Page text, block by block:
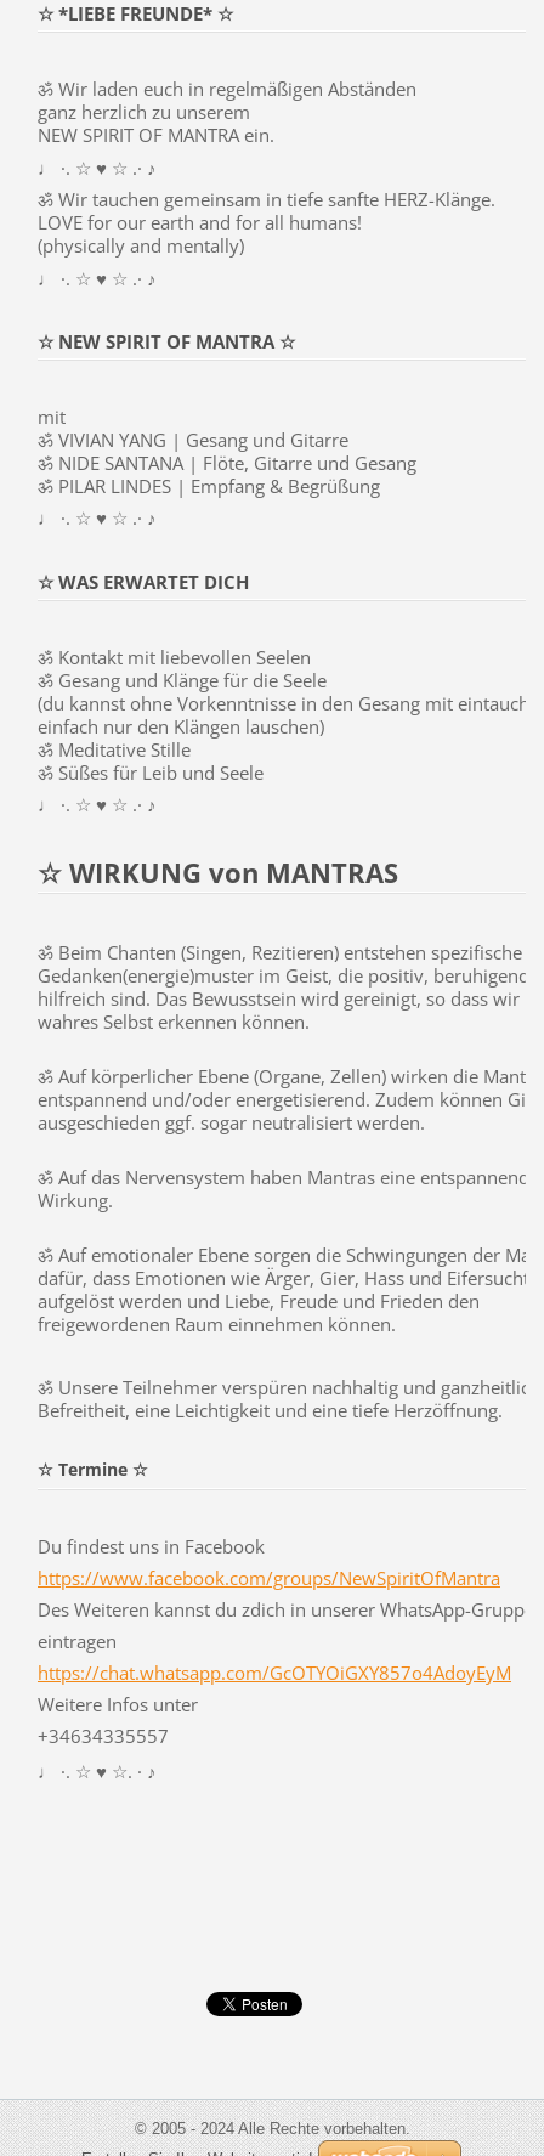
☆ *LIEBE FREUNDE* ☆
ॐ Wir laden euch in regelmäßigen Abständen
ganz herzlich zu unserem
NEW SPIRIT OF MANTRA ein.
♩ ·. ☆ ♥ ☆ .· ♪
ॐ Wir tauchen gemeinsam in tiefe sanfte HERZ-Klänge.
LOVE for our earth and for all humans!
(physically and mentally)
♩ ·. ☆ ♥ ☆ .· ♪
☆ NEW SPIRIT OF MANTRA ☆
mit
ॐ VIVIAN YANG | Gesang und Gitarre
ॐ NIDE SANTANA | Flöte, Gitarre und Gesang
ॐ PILAR LINDES | Empfang & Begrüßung
♩ ·. ☆ ♥ ☆ .· ♪
☆ WAS ERWARTET DICH
ॐ Kontakt mit liebevollen Seelen
ॐ Gesang und Klänge für die Seele
(du kannst ohne Vorkenntnisse in den Gesang mit
einfach nur den Klängen lauschen)
ॐ Meditative Stille
ॐ Süßes für Leib und Seele
♩ ·. ☆ ♥ ☆ .· ♪
☆ WIRKUNG von MANTRAS
ॐ Beim Chanten (Singen, Rezitieren) entstehen spezifische
Gedanken(energie)muster im Geist, die positiv, beruhigend
hilfreich sind. Das Bewusstsein wird gereinigt, so dass wir
wahres Selbst erkennen können.
ॐ Auf körperlicher Ebene (Organe, Zellen) wirken die
entspannend und/oder energetisierend. Zudem können
ausgeschieden ggf. sogar neutralisiert werden.
ॐ Auf das Nervensystem haben Mantras eine entspannende
Wirkung.
ॐ Auf emotionaler Ebene sorgen die Schwingungen der
dafür, dass Emotionen wie Ärger, Gier, Hass und Eifersucht
aufgelöst werden und Liebe, Freude und Frieden den
freigewordenen Raum einnehmen können.
ॐ Unsere Teilnehmer verspüren nachhaltig und ganzheitlich
Befreitheit, eine Leichtigkeit und eine tiefe Herzöffnung.
☆ Termine ☆
Du findest uns in Facebook
https://www.facebook.com/groups/NewSpiritOfMantra
Des Weiteren kannst du zdich in unserer WhatsApp-Gruppe
eintragen
https://chat.whatsapp.com/GcOTYOiGXY857o4AdoyEyM
Weitere Infos unter
+34634335557
♩ ·. ☆ ♥ ☆. · ♪
© 2005 - 2024 Alle Rechte vorbehalten.